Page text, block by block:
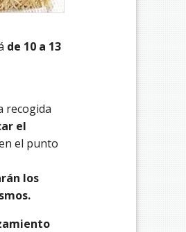
de 10 a 13
recogida
el
el punto
los